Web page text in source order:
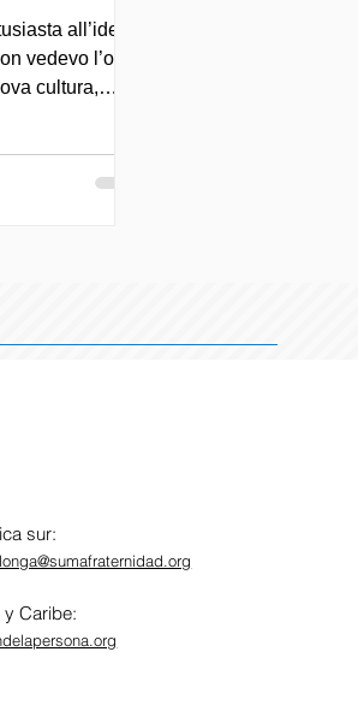
sur:
Caribe:
all’idea
vedevo l’ora
cultura,
a studiare a
che